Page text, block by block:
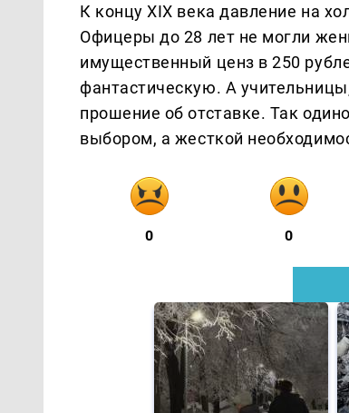
К концу XIX века давление на
Офицеры до 28 лет не могли
имущественный ценз в 250
фантастическую. А
прошение об отставке. Так
выбором, а жесткой
0 0